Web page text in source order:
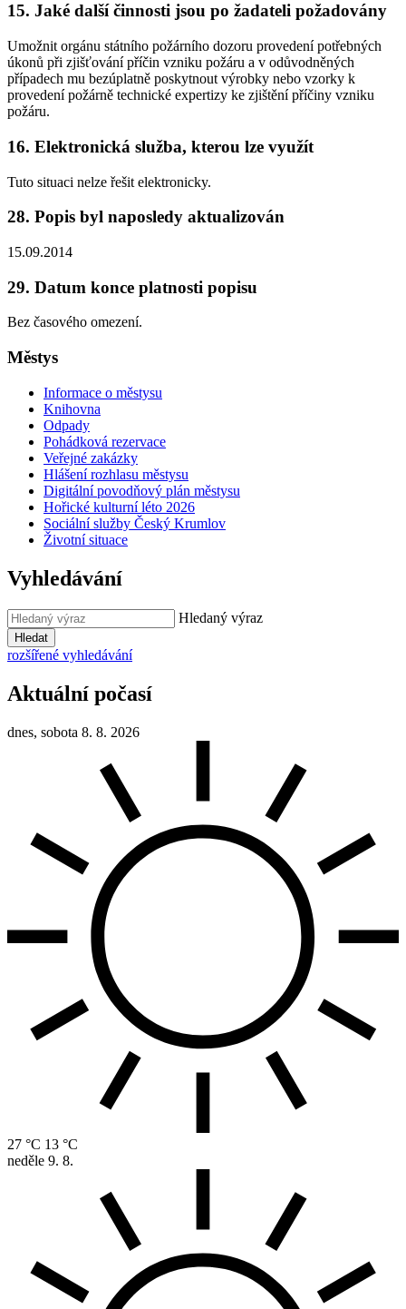
15. Jaké další činnosti jsou po žadateli požadovány
Umožnit orgánu státního požárního dozoru provedení potřebných
úkonů při zjišťování příčin vzniku požáru a v odůvodněných
případech mu bezúplatně poskytnout výrobky nebo vzorky k
provedení požárně technické expertizy ke zjištění příčiny vzniku
požáru.
16. Elektronická služba, kterou lze využít
Tuto situaci nelze řešit elektronicky.
28. Popis byl naposledy aktualizován
15.09.2014
29. Datum konce platnosti popisu
Bez časového omezení.
Městys
Informace o městysu
Knihovna
Odpady
Pohádková rezervace
Veřejné zakázky
Hlášení rozhlasu městysu
Digitální povodňový plán městysu
Hořické kulturní léto 2026
Sociální služby Český Krumlov
Životní situace
Vyhledávání
Hledaný výraz
Hledat
rozšířené vyhledávání
Aktuální počasí
dnes, sobota 8. 8. 2026
27 °C 13 °C
neděle 9. 8.